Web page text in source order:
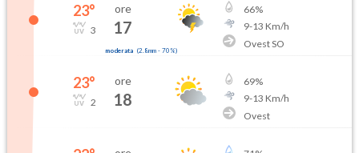
23°
3
ore
17
moderata (2.8mm- 70 %)
66%
9-13 Km/h
Ovest SO
23°
2
ore
18
69%
9-13 Km/h
Ovest